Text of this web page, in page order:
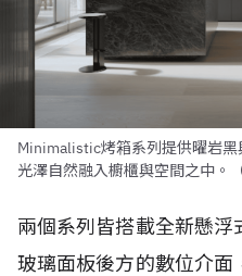
Minimalistic烤箱系列提供曜岩
光澤自然融入櫥櫃與空間之中。
兩個系列皆搭載全新懸
玻璃面板後方的數位介